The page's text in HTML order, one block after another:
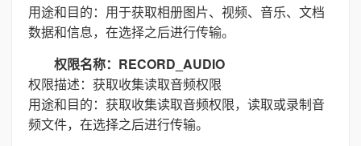
用途和目的：用于获取相册图片、视频、音乐、文档
数据和信息，在选择之后进行传输。
权限名称：RECORD_AUDIO
权限描述：获取收集读取音频权限
用途和目的：获取收集读取音频权限，读取或录制音
频文件，在选择之后进行传输。